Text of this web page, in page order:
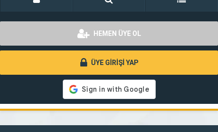
HEMEN ÜYE OL
ÜYE GİRİŞİ YAP